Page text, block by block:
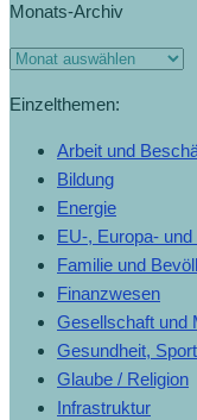
Monats-Archiv
Einzelthemen:
Arbeit und
Bildung
Energie
EU-, Europa-
Familie und
Finanzwesen
Gesellschaft und
Gesundheit,
Glaube / Religion
Infrastruktur